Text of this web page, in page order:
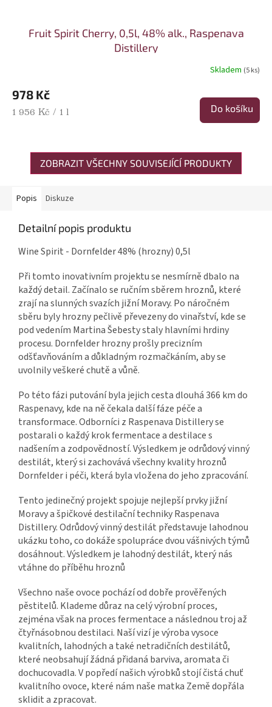
Fruit Spirit Cherry, 0,5l, 48% alk., Raspenava
Distillery
Skladem (5 ks)
978 Kč
Měrná cena:
1 956 Kč / 1 l Do košíku
ZOBRAZIT VŠECHNY SOUVISEJÍCÍ PRODUKTY
Popis Diskuze
Detailní popis produktu
Wine Spirit - Dornfelder 48% (hrozny) 0,5l
Při tomto inovativním projektu se nesmírně dbalo na
každý detail. Začínalo se ručním sběrem hroznů, které
zrají na slunných svazích jižní Moravy. Po náročném
sběru byly hrozny pečlivě převezeny do vinařství, kde se
pod vedením Martina Šebesty staly hlavními hrdiny
procesu. Dornfelder hrozny prošly precizním
odšťavňováním a důkladným rozmačkáním, aby se
uvolnily veškeré chutě a vůně.
Po této fázi putování byla jejich cesta dlouhá 366 km do
Raspenavy, kde na ně čekala další fáze péče a
transformace. Odborníci z Raspenava Distillery se
postarali o každý krok fermentace a destilace s
nadšením a zodpovědností. Výsledkem je odrůdový vinný
destilát, který si zachovává všechny kvality hroznů
Dornfelder i péči, která byla vložena do jeho zpracování.
Tento jedinečný projekt spojuje nejlepší prvky jižní
Moravy a špičkové destilační techniky Raspenava
Distillery. Odrůdový vinný destilát představuje lahodnou
ukázku toho, co dokáže spolupráce dvou vášnivých týmů
dosáhnout. Výsledkem je lahodný destilát, který nás
vtáhne do příběhu hroznů
Všechno naše ovoce pochází od dobře prověřených
pěstitelů. Klademe důraz na celý výrobní proces,
zejména však na proces fermentace a následnou troj až
čtyřnásobnou destilaci. Naší vizí je výroba vysoce
kvalitních, lahodných a také netradičních destilátů,
které neobsahují žádná přidaná barviva, aromata či
dochucovadla. V popředí našich výrobků stojí čistá chuť
kvalitního ovoce, které nám naše matka Země dopřála
sklidit a zpracovat.